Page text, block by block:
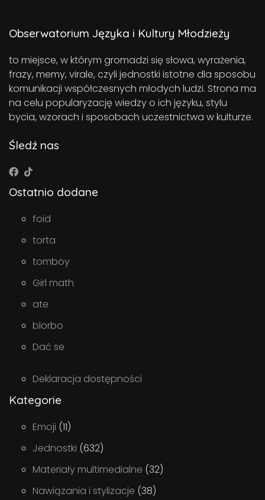
Obserwatorium Języka i Kultury Młodzieży
to miejsce, w którym gromadzi się słowa, wyrażenia,
frazy, memy, virale, czyli jednostki istotne dla sposobu
komunikacji współczesnych młodych ludzi. Strona ma
na celu popularyzację wiedzy o ich języku, stylu
bycia, wzorach i sposobach uczestnictwa w kulturze.
Śledź nas
Ostatnio dodane
foid
torta
tomboy
Girl math
ate
blorbo
Dać se
Deklaracja dostępności
Kategorie
Emoji (11)
Jednostki (632)
Materiały multimedialne (32)
Nawiązania i stylizacje (38)